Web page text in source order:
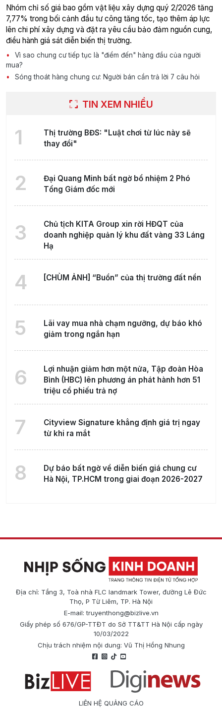
Nhóm chỉ số giá bao gồm vật liệu xây dựng quý 2/2026 tăng
7,77% trong bối cảnh đầu tư công tăng tốc, tạo thêm áp lực
lên chi phí xây dựng và đặt ra yêu cầu bảo đảm nguồn cung,
điều hành giá sát diễn biến thị trường.
Vì sao chung cư tiếp tục là "điểm đến" hàng đầu của người
mua?
Sóng thoát hàng chung cư: Người bán cần trả lời 7 câu hỏi
TIN XEM NHIỀU
1
Thị trường BĐS: "Luật chơi từ lúc này sẽ
thay đổi"
2
Đại Quang Minh bất ngờ bổ nhiệm 2 Phó
Tổng Giám đốc mới
3
Chủ tịch KITA Group xin rời HĐQT của
doanh nghiệp quản lý khu đất vàng 33 Láng
Hạ
4 [CHÙM ẢNH] “Buồn” của thị trường đất nền
5
Lãi vay mua nhà chạm ngưỡng, dự báo khó
giảm trong ngắn hạn
6
Lợi nhuận giảm hơn một nửa, Tập đoàn Hòa
Bình (HBC) lên phương án phát hành hơn 51
triệu cổ phiếu trả nợ
7
Cityview Signature khẳng định giá trị ngay
từ khi ra mắt
8
Dự báo bất ngờ về diễn biến giá chung cư
Hà Nội, TP.HCM trong giai đoạn 2026-2027
Địa chỉ: Tầng 3, Toà nhà FLC landmark Tower, đường Lê Đức
Thọ, P Từ Liêm, TP. Hà Nội
E-mail:truyenthong@bizlive.vn
Giấy phép số 676/GP-TTĐT do Sở TT&TT Hà Nội cấp ngày
10/03/2022
Chịu trách nhiệm nội dung: Vũ Thị Hồng Nhung
LIÊN HỆ QUẢNG CÁO